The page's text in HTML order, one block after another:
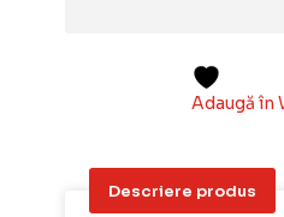
Adaugă în
Descriere produs